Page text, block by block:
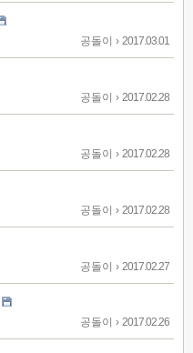
공돌이 › 2017.03.01
공돌이 › 2017.02.28
공돌이 › 2017.02.28
공돌이 › 2017.02.28
공돌이 › 2017.02.27
공돌이 › 2017.02.26